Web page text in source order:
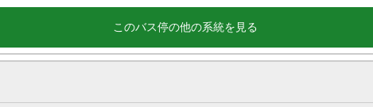
このバス停の他の系統を見る